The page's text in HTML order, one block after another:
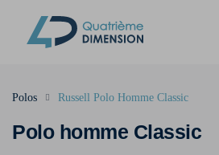
Polo homme Classic
Polos Russell Polo Homme Classic